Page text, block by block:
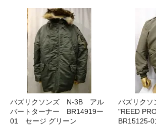
バズリクソンズ N-3B アル
バートターナー BR14919ー
01 セージ グリーン
バズリクソ
"REED
BR15125-